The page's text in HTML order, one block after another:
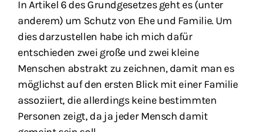
In Artikel 6 des Grundgesetzes geht es (unter
anderem) um Schutz von Ehe und Familie. Um
dies darzustellen habe ich mich dafür
entschieden zwei große und zwei kleine
Menschen abstrakt zu zeichnen, damit man es
möglichst auf den ersten Blick mit einer Familie
assoziiert, die allerdings keine bestimmten
Personen zeigt, da ja jeder Mensch damit